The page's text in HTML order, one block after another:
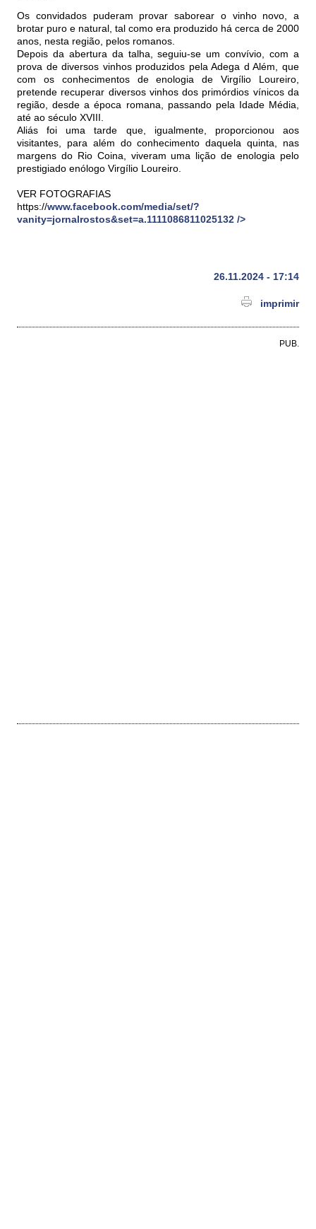
Os convidados puderam provar saborear o vinho novo, a
brotar puro e natural, tal como era produzido há cerca de 2000
anos, nesta região, pelos romanos.
Depois da abertura da talha, seguiu-se um convívio, com a
prova de diversos vinhos produzidos pela Adega d Além, que
com os conhecimentos de enologia de Virgílio Loureiro,
pretende recuperar diversos vinhos dos primórdios vínicos da
região, desde a época romana, passando pela Idade Média,
até ao século XVIII.
Aliás foi uma tarde que, igualmente, proporcionou aos
visitantes, para além do conhecimento daquela quinta, nas
margens do Rio Coina, viveram uma lição de enologia pelo
prestigiado enólogo Virgílio Loureiro.
VER FOTOGRAFIAS
https://www.facebook.com/media/set/?
vanity=jornalrostos&set=a.1111086811025132 />
26.11.2024 - 17:14
imprimir
PUB.